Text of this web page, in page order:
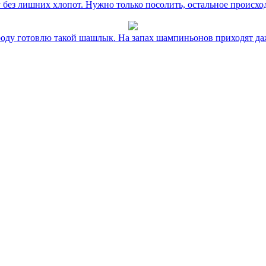
лишних хлопот. Нужно только посолить, остальное
готовлю такой шашлык. На запах шампиньонов приходят